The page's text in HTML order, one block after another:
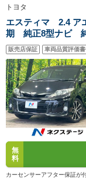
トヨタ
エスティマ 2.4 ア
期 純正8型ナビ
カメラ 両側電動
ルーズコントロー
トキー 黒合皮専用
販売店保証 車両品質評価
無
料
カーセンサーアフター保証が